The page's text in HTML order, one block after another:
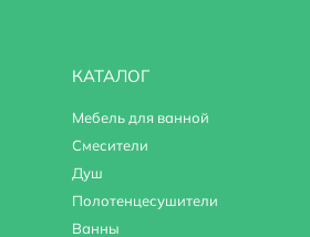
КАТАЛОГ
Мебель для ванной
Смесители
Душ
Полотенцесушители
Ванны